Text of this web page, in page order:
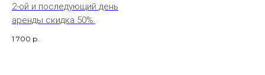
2-ой и последующий день
аренды скидка 50%.
1 700 р.